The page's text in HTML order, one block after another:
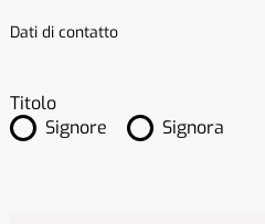
Dati di contatto
Titolo
Signore
Signora